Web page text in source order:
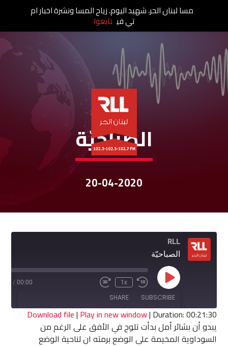
نشرات الأخبار
الصباحيّة
20-04-2020
RLL
الصباحيّة
Play
Episode
Rewind
10
Seconds
1x
Fast
seconds
00:00
/
SUBSCRIBE
SHARE
RSS FEED
SHARE
Download file| Play in new window| Duration: 00:21:30
يبدو أن بشائر أمل بدأت تلوح في الأفق على الرغم من
السوداوية المخيمة على الوضع برمته ان لناحية الوضع
مسا لبنان الحر، شهيد اليوم، زياح المسا ونشرة اخبار ام
تي في تابعوا